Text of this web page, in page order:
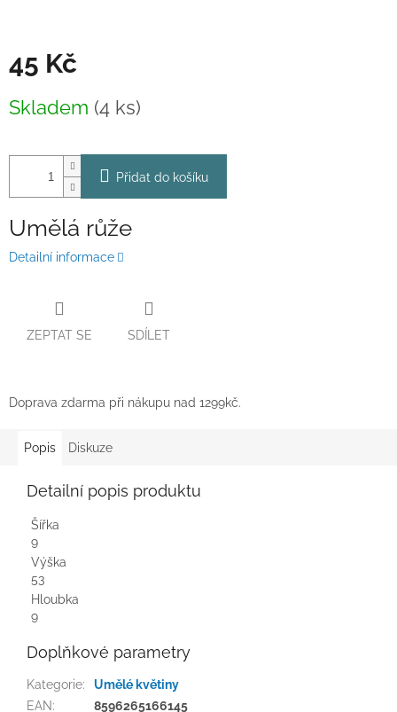
45 Kč
cena:
Skladem (4 ks)
Přidat do košíku
Umělá růže
Detailní informace
ZEPTAT SE SDÍLET
Doprava zdarma při nákupu nad 1299kč.
Popis Diskuze
Detailní popis produktu
Šířka
9
Výška
53
Hloubka
9
Doplňkové parametry
Kategorie:
Umělé květiny
EAN: 8596265166145